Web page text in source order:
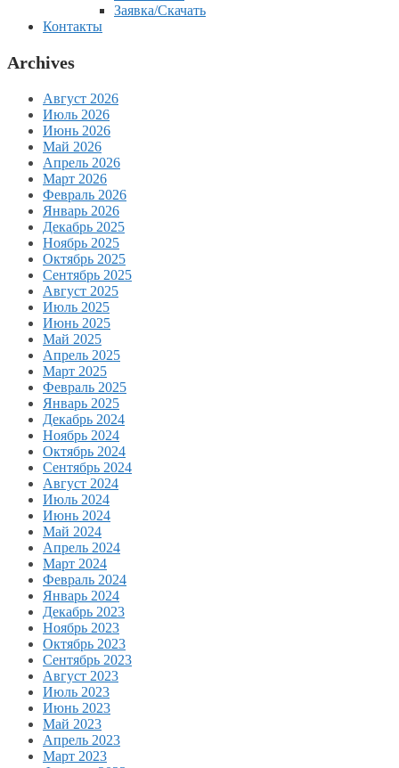
Заявка/Скачать
Контакты
Archives
Август 2026
Июль 2026
Июнь 2026
Май 2026
Апрель 2026
Март 2026
Февраль 2026
Январь 2026
Декабрь 2025
Ноябрь 2025
Октябрь 2025
Сентябрь 2025
Август 2025
Июль 2025
Июнь 2025
Май 2025
Апрель 2025
Март 2025
Февраль 2025
Январь 2025
Декабрь 2024
Ноябрь 2024
Октябрь 2024
Сентябрь 2024
Август 2024
Июль 2024
Июнь 2024
Май 2024
Апрель 2024
Март 2024
Февраль 2024
Январь 2024
Декабрь 2023
Ноябрь 2023
Октябрь 2023
Сентябрь 2023
Август 2023
Июль 2023
Июнь 2023
Май 2023
Апрель 2023
Март 2023